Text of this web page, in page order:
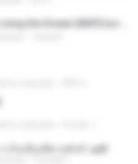
กิจเลี้ยงพี่ชายทั้งห้า.pdf